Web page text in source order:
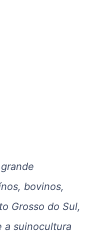
bovinos,
Grosso do Sul,
a suinocultura